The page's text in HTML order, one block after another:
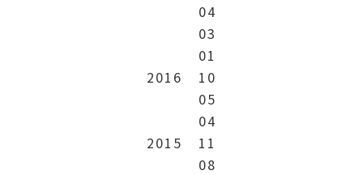
04
03
01
2016
10
05
04
2015
11
08